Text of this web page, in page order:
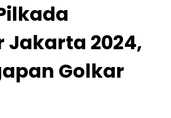
Jakarta 2024,
Golkar